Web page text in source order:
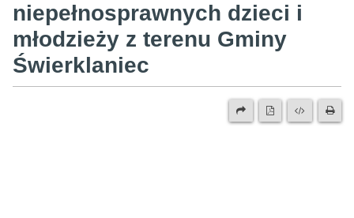
niepełnosprawnych dzieci i
młodzieży z terenu Gminy
Świerklaniec